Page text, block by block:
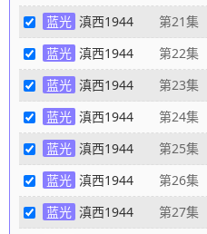
蓝光 滇西1944 第21集
蓝光 滇西1944 第22集
蓝光 滇西1944 第23集
蓝光 滇西1944 第24集
蓝光 滇西1944 第25集
蓝光 滇西1944 第26集
蓝光 滇西1944 第27集